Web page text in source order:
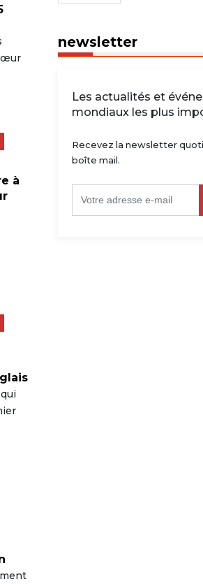
à
newsletter
Les actualités et
mondiaux les plus
Recevez la newsletter
boîte mail.